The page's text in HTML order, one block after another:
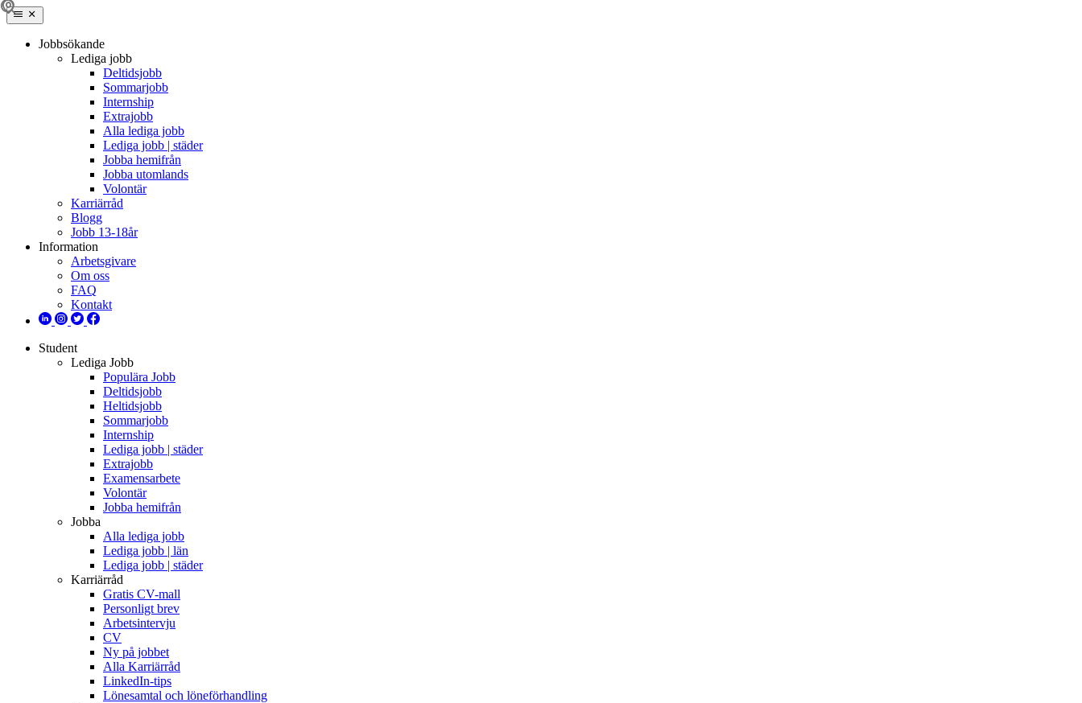
Jobbsökande
Lediga jobb
Deltidsjobb
Sommarjobb
Internship
Extrajobb
Alla lediga jobb
Lediga jobb | städer
Jobba hemifrån
Jobba utomlands
Volontär
Karriärråd
Blogg
Jobb 13-18år
Information
Arbetsgivare
Om oss
FAQ
Kontakt
Student
Lediga Jobb
Populära Jobb
Deltidsjobb
Heltidsjobb
Sommarjobb
Internship
Lediga jobb | städer
Extrajobb
Examensarbete
Volontär
Jobba hemifrån
Jobba
Alla lediga jobb
Lediga jobb | län
Lediga jobb | städer
Karriärråd
Gratis CV-mall
Personligt brev
Arbetsintervju
CV
Ny på jobbet
Alla Karriärråd
LinkedIn-tips
Lönesamtal och löneförhandling